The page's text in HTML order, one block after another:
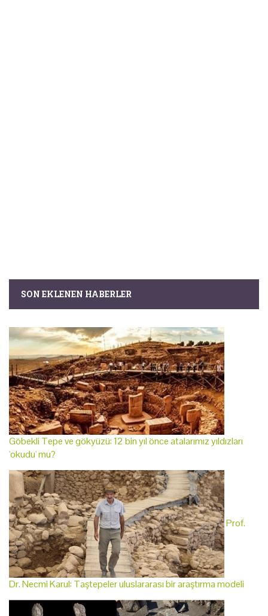
SON EKLENEN HABERLER
Göbekli Tepe ve gökyüzü: 12 bin yıl önce atalarımız yıldızları
'okudu' mu?
Prof.
Dr. Necmi Karul: Taştepeler uluslararası bir araştırma modeli